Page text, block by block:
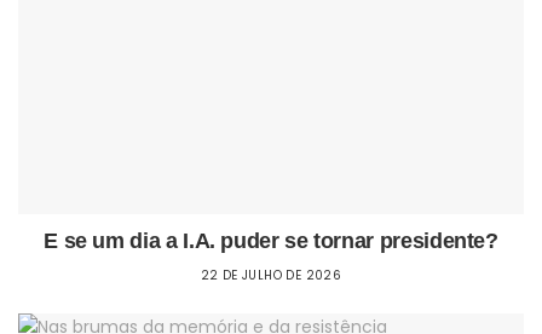
E se um dia a I.A. puder se tornar presidente?
22 DE JULHO DE 2026